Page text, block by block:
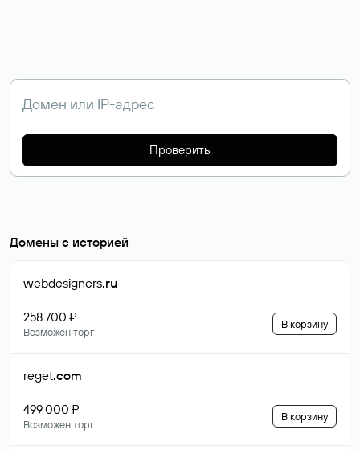
Проверить
Домены с историей
webdesigners.ru
258 700 ₽
Возможен торг
В корзину
reget.com
499 000 ₽
Возможен торг
В корзину